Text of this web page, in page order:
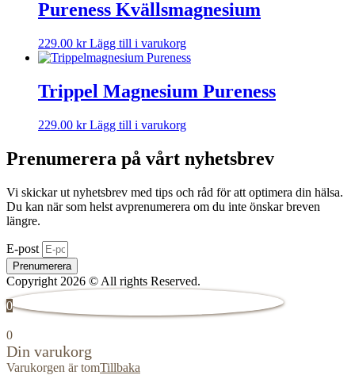
Pureness Kvällsmagnesium
229.00 kr Lägg till i varukorg
Trippel Magnesium Pureness
229.00 kr Lägg till i varukorg
Prenumerera på vårt nyhetsbrev
Vi skickar ut nyhetsbrev med tips och råd för att optimera din hälsa.
Du kan när som helst avprenumerera om du inte önskar breven
längre.
E-post
Prenumerera
Copyright 2026 © All rights Reserved.
0
0
Din varukorg
Varukorgen är tomTillbaka